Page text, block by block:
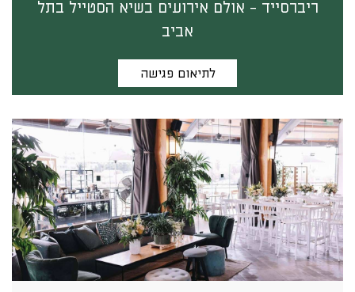
ריברסייד - אולם אירועים בשיא הסטייל בתל
אביב
לתיאום פגישה